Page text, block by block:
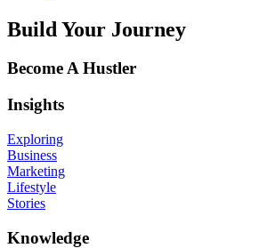
Build Your Journey
Become A Hustler
Insights
Exploring
Business
Marketing
Lifestyle
Stories
Knowledge